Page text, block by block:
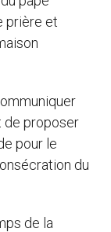
prière et
de proposer
pour le
du
de la